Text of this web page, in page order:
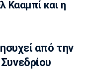
γκολ της
Τζάκσον
Κααμπί και η
από την